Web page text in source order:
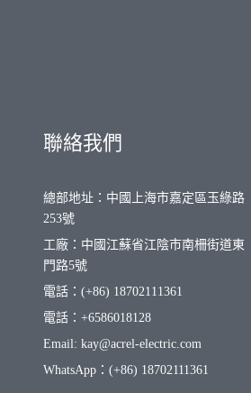
聯絡我們
總部地址：中國上海市嘉定區玉綠路
253號
工廠：中國江蘇省江陰市南柵街道東
門路5號
電話：(+86) 18702111361
電話：+6586018128
Email: kay@acrel-electric.com
WhatsApp：(+86) 18702111361